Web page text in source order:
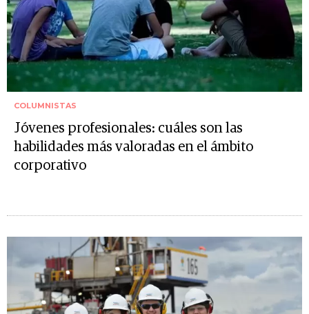
COLUMNISTAS
Jóvenes profesionales: cuáles son las
habilidades más valoradas en el ámbito
corporativo